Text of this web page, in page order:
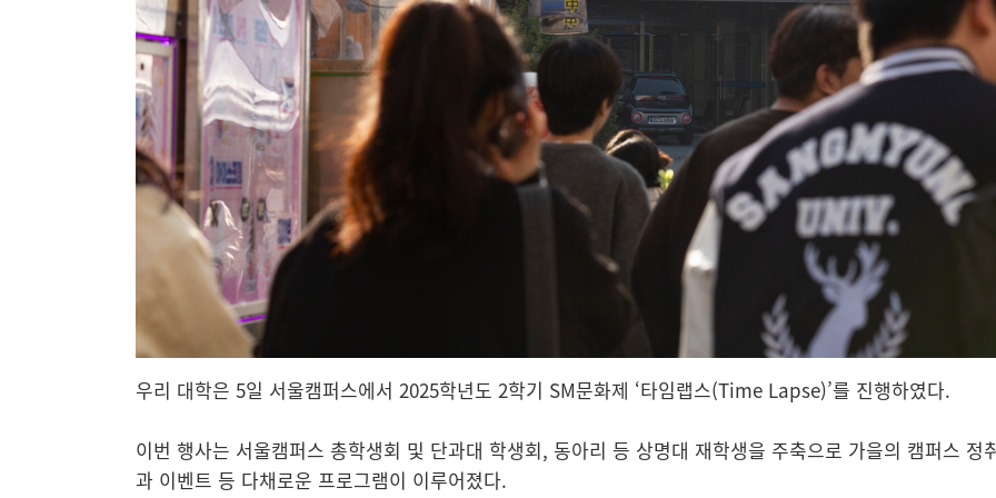
우리 대학은 5일 서울캠퍼스에서 2025학년도 2학기 SM문화제 ‘타임랩스(Time Lapse)’를 진행하였다.
이번 행사는 서울캠퍼스 총학생회 및 단과대 학생회, 동아리 등 상명대 재학생을 주축으로 가을의 캠퍼스
과 이벤트 등 다채로운 프로그램이 이루어졌다.